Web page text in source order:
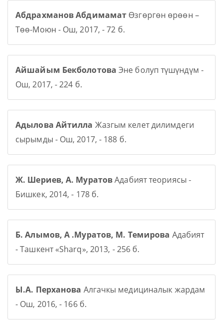
Абдрахманов Абдимамат Өзгөргөн өрөөн –
Төө-Моюн - Ош, 2017, - 72 б.
Айшайым Бекболотова Эне болуп түшүндүм -
Ош, 2017, - 224 б.
Адылова Айтилла Жазгым келет дилимдеги
сырымды - Ош, 2017, - 188 б.
Ж. Шериев, А. МуратовАдабият теориясы -
Бишкек, 2014, - 178 б.
Б. Алымов, А .Муратов, М. Темирова Адабият
- Ташкент «Sharq», 2013, - 256 б.
Ы.А. Перханова Алгачкы медициналык жардам
- Ош, 2016, - 166 б.